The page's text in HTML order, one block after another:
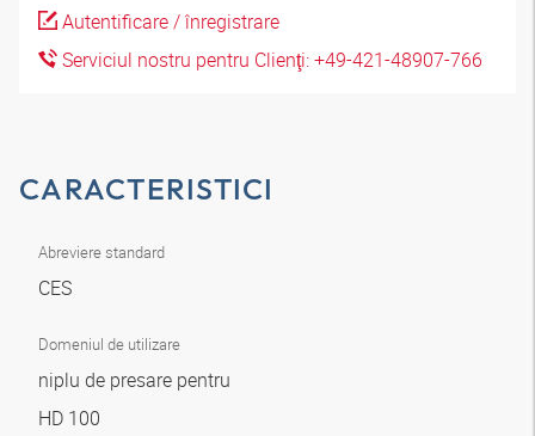
Autentificare / înregistrare
Serviciul nostru pentru Clienţi: +49-421-48907-766
CARACTERISTICI
Abreviere standard
CES
Domeniul de utilizare
niplu de presare pentru
HD 100